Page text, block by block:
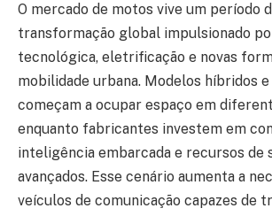
O mercado de motos vive um período
transformação global impulsionado
tecnológica, eletrificação e novas
mobilidade urbana. Modelos híbridos
começam a ocupar espaço em
enquanto fabricantes investem em
inteligência embarcada e recursos de
avançados. Esse cenário aumenta a
veículos de comunicação capazes de